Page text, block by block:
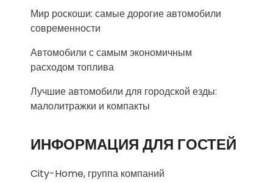
Мир роскоши: самые дорогие автомобили
современности
Автомобили с самым экономичным
расходом топлива
Лучшие автомобили для городской езды:
малолитражки и компакты
ИНФОРМАЦИЯ ДЛЯ ГОСТЕЙ
City-Home, группа компаний